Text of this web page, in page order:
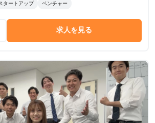
タートアップ ベンチャー
求人を見る